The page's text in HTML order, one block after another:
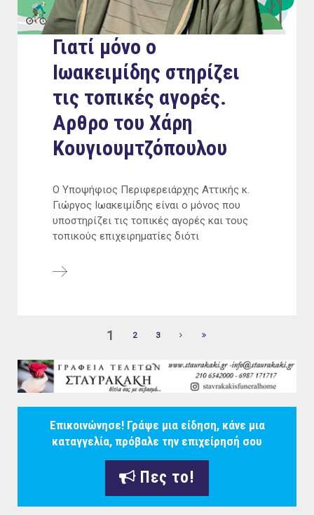
Γιατί μόνο ο
Ιωακειμίδης στηρίζει
τις τοπικές αγορές.
Αρθρο του Χάρη
Κουγιουμτζόπουλου
Ο Υποψήφιος Περιφερειάρχης Αττικής κ.
Γιώργος Ιωακειμίδης είναι ο μόνος που
υποστηρίζει τις τοπικές αγορές και τους
τοπικούς επιχειρηματίες διότι
1 2 3
Επικοινώνησε! Γράψε μια είδηση, κάνε μια
καταγγελία, πρόβαλε την επιχείρησή σου
Πες το!